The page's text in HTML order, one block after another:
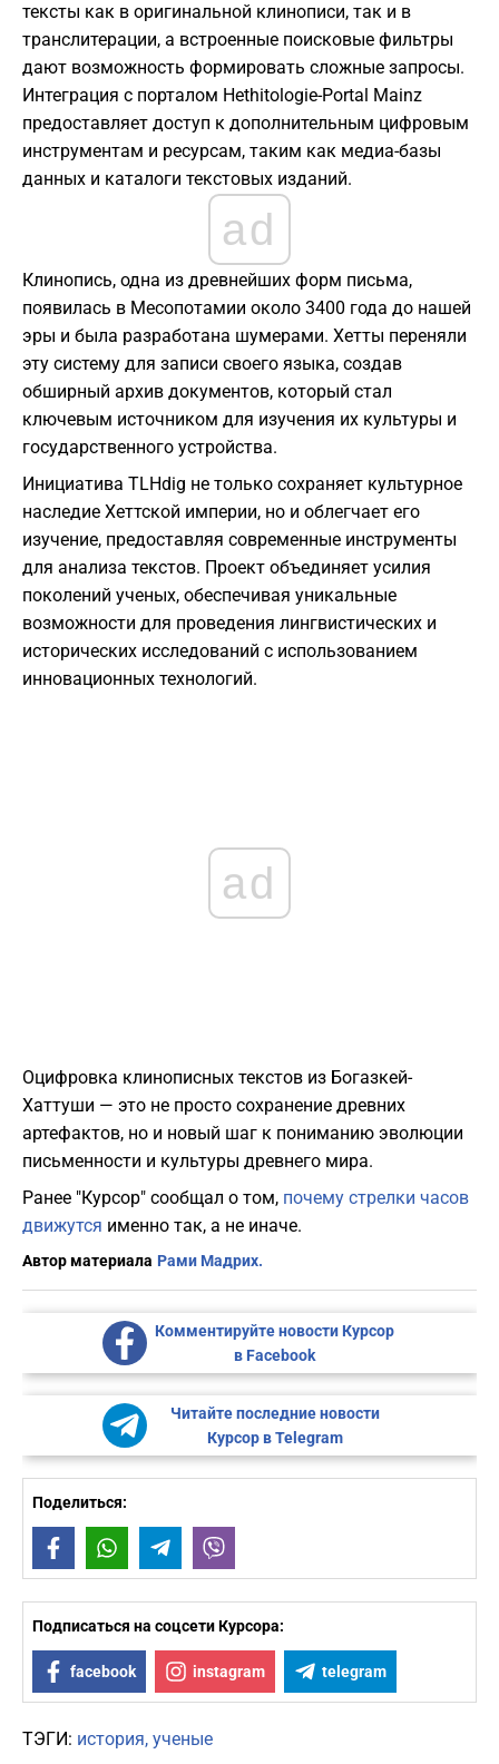
тексты как в оригинальной клинописи, так и в
транслитерации, а встроенные поисковые фильтры
дают возможность формировать сложные запросы.
Интеграция с порталом Hethitologie-Portal Mainz
предоставляет доступ к дополнительным цифровым
инструментам и ресурсам, таким как медиа-базы
данных и каталоги текстовых изданий.
ad
Клинопись, одна из древнейших форм письма,
появилась в Месопотамии около 3400 года до нашей
эры и была разработана шумерами. Хетты переняли
эту систему для записи своего языка, создав
обширный архив документов, который стал
ключевым источником для изучения их культуры и
государственного устройства.
Инициатива TLHdig не только сохраняет культурное
наследие Хеттской империи, но и облегчает его
изучение, предоставляя современные инструменты
для анализа текстов. Проект объединяет усилия
поколений ученых, обеспечивая уникальные
возможности для проведения лингвистических и
исторических исследований с использованием
инновационных технологий.
ad
Оцифровка клинописных текстов из Богазкей-
Хаттуши — это не просто сохранение древних
артефактов, но и новый шаг к пониманию эволюции
письменности и культуры древнего мира.
Ранее "Курсор" сообщал о том, почему стрелки часов
движутся именно так, а не иначе.
Автор материала Рами Мадрих.
Комментируйте новости Курсор
в Facebook
Читайте последние новости
Курсор в Telegram
Поделиться:
FacebookWhatsAppTelegram
Подписаться на соцсети Курсора:
facebook instagram telegram
ТЭГИ: история ученые